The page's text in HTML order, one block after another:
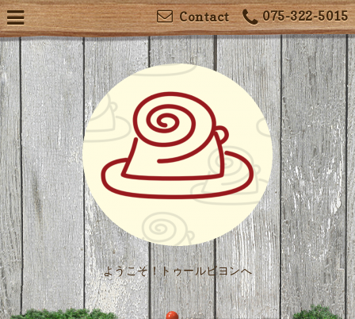
075-322-5015
Contact
ようこそ！トゥールビヨンへ